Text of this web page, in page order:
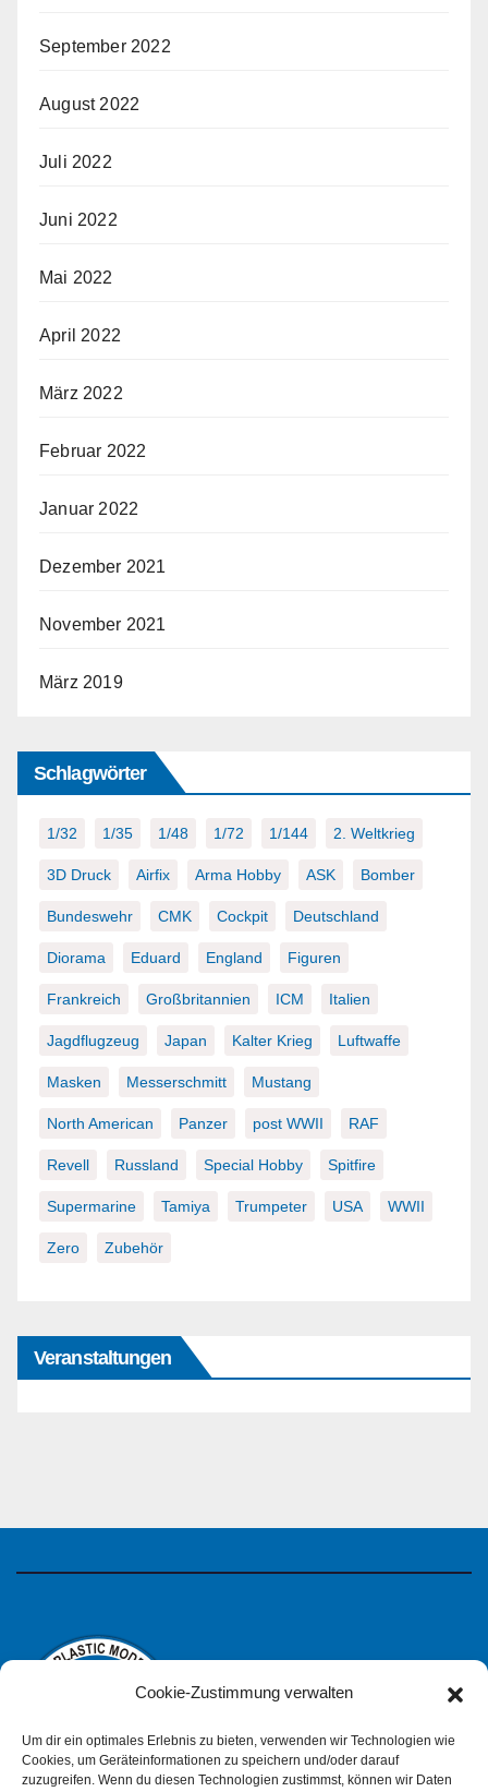
Cookie-Zustimmung verwalten
Um dir ein optimales Erlebnis zu bieten, verwenden wir Technologien wie
Cookies, um Geräteinformationen zu speichern und/oder darauf
zuzugreifen. Wenn du diesen Technologien zustimmst, können wir Daten
September 2022
August 2022
Juli 2022
Juni 2022
Mai 2022
April 2022
März 2022
Februar 2022
Januar 2022
Dezember 2021
November 2021
März 2019
Schlagwörter
1/32 1/35 1/48 1/72 1/144 2. Weltkrieg
3D Druck Airfix Arma Hobby ASK Bomber
Bundeswehr CMK Cockpit Deutschland
Diorama Eduard England Figuren
Frankreich Großbritannien ICM Italien
Jagdflugzeug Japan Kalter Krieg Luftwaffe
Masken Messerschmitt Mustang
North American Panzer post WWII RAF
Revell Russland Special Hobby Spitfire
Supermarine Tamiya Trumpeter USA WWII
Zero Zubehör
Veranstaltungen